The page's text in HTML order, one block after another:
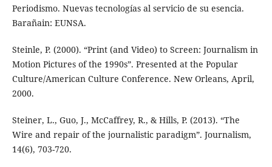
Periodismo. Nuevas tecnologías al servicio de su esencia.
Barañain: EUNSA.
Steinle, P. (2000). “Print (and Video) to Screen: Journalism in
Motion Pictures of the 1990s”. Presented at the Popular
Culture/American Culture Conference. New Orleans, April,
2000.
Steiner, L., Guo, J., McCaffrey, R., & Hills, P. (2013). “The
Wire and repair of the journalistic paradigm”. Journalism,
14(6), 703-720.